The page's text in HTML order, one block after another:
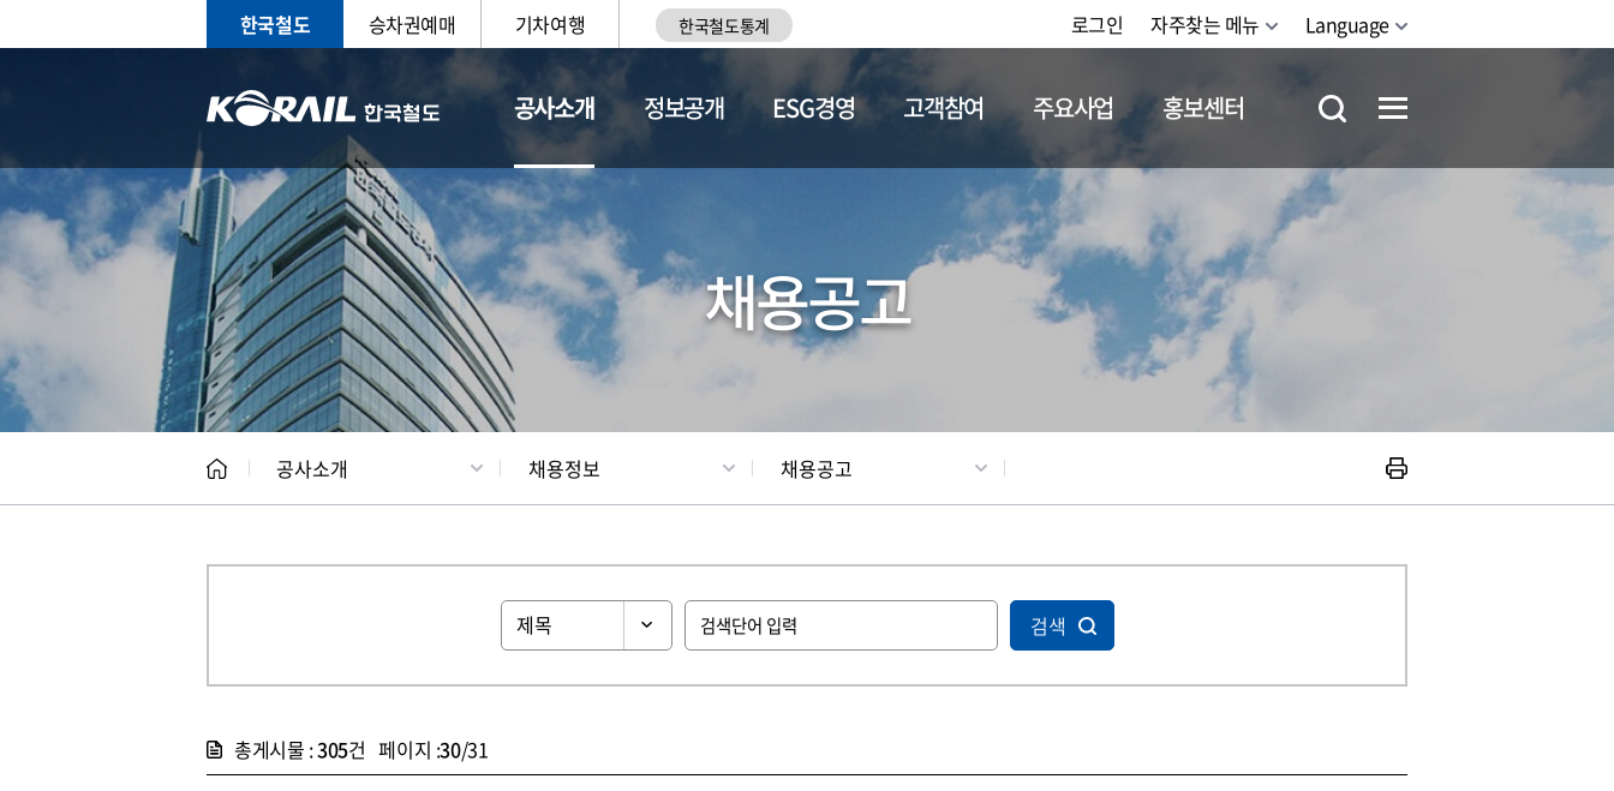
한국철도 승차권예매 기차여행 한국철도통계 로그인 자주찾는 메뉴 Language
공사소개
CEO 일반현황 채용정보
정보공개 ESG경영 고객참여 주요사업 홍보센터
채용공고
공사소개 채용정보 채용공고
검색
총게시물 :305건 페이지 :30/31